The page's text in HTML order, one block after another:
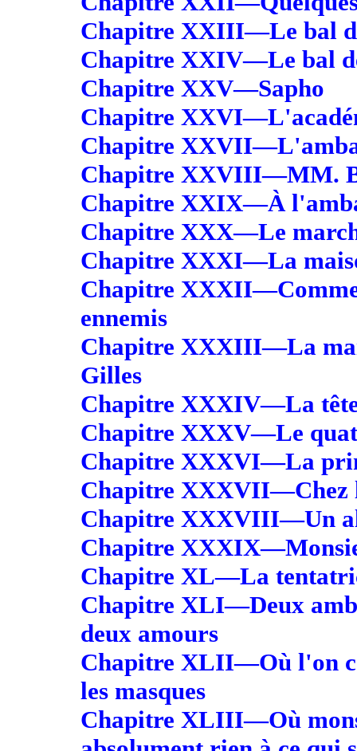
Chapitre XXIII—Le bal
Chapitre XXIV—Le bal
Chapitre XXV—Sapho
Chapitre
Chapitre
Chapitre XXVIII—MM.
Chapitre XXIX—À
Chapitre XXX—Le
Chapitre XXXI—La
Chapitre
ennemis
Chapitre XXXIII—La
Gilles
Chapitre XXXIV—La
Chapitre XXXV—Le
Chapitre XXXVI—La
Chapitre XXXVII—Chez
Chapitre XXXVIII—Un
Chapitre
Chapitre XL—La
Chapitre XLI—Deux
deux amours
Chapitre XLII—Où l'on
les masques
Chapitre XLIII—Où